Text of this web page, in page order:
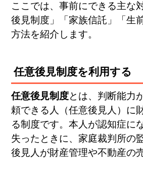
ここでは、事前にできる主な
後見制度」「家族信託」「生
方法を紹介します。
任意後見制度を利用する
任意後見制度とは、判断能力
頼できる人（任意後見人）に
る制度です。本人が認知症に
失ったときに、家庭裁判所の
後見人が財産管理や不動産の